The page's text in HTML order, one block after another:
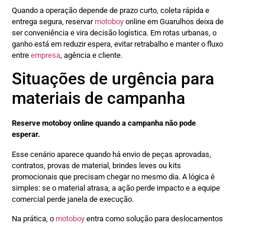
Quando a operação depende de prazo curto, coleta rápida e
entrega segura, reservarmotoboy online em Guarulhos deixa de
ser conveniência e vira decisão logística. Em rotas urbanas, o
ganho está em reduzir espera, evitar retrabalho e manter o fluxo
entre empresa , agência e cliente.
Situações de urgência para
materiais de campanha
Reserve motoboy online quando a campanha não pode
esperar.
Esse cenário aparece quando há envio de peças aprovadas,
contratos, provas de material, brindes leves ou kits
promocionais que precisam chegar no mesmo dia. A lógica é
simples: se o material atrasa, a ação perde impacto e a equipe
comercial perde janela de execução.
Na prática, o motoboy entra como solução para deslocamentos